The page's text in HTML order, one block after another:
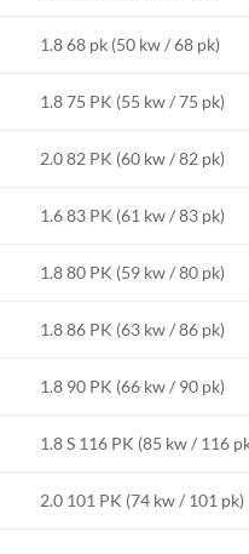
1.8 68 pk (50 kw / 68 pk)
1.8 75 PK (55 kw / 75 pk)
2.0 82 PK (60 kw / 82 pk)
1.6 83 PK (61 kw / 83 pk)
1.8 80 PK (59 kw / 80 pk)
1.8 86 PK (63 kw / 86 pk)
1.8 90 PK (66 kw / 90 pk)
1.8 S 116 PK (85 kw / 116
2.0 101 PK (74 kw / 101 pk)